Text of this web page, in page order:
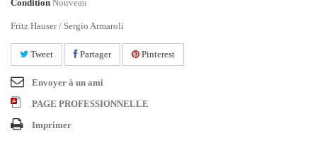
Condition Nouveau
Fritz Hauser / Sergio Armaroli
Tweet Partager Pinterest
Envoyer à un ami
PAGE PROFESSIONNELLE
Imprimer